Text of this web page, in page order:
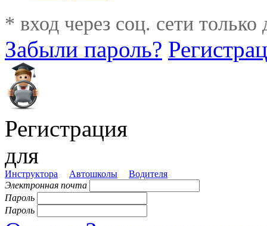
* вход через соц. сети
Забыли пароль?
Регистрация
для
Инструктора Автошколы
Водителя
Электронная почта
Пароль
Пароль